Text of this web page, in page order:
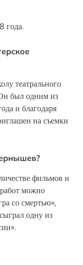
года.
театрального
был одним из
и благодаря
на съемки
фильмов и
можно
со смертью»,
одну из